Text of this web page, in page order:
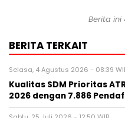
Berita ini
BERITA TERKAIT
Selasa, 4 Agustus 2026 - 08:39
Kualitas SDM Prioritas
2026 dengan 7.886